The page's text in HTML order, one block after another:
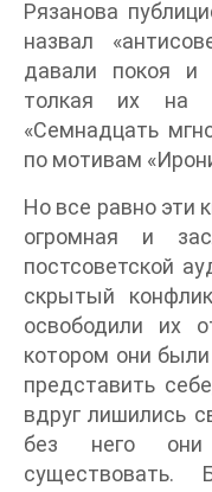
Рязанова
назвал
давали покоя и
толкая их на
«Семнадцать
по мотивам
Но все равно эти
огромная и
постсоветской
скрытый
освободили их
котором они
представить
вдруг лишились
без него они
существовать.